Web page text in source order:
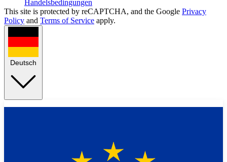
Handelsbedingungen
This site is protected by reCAPTCHA, and the Google Privacy
Policy and Terms of Service apply.
Deutsch